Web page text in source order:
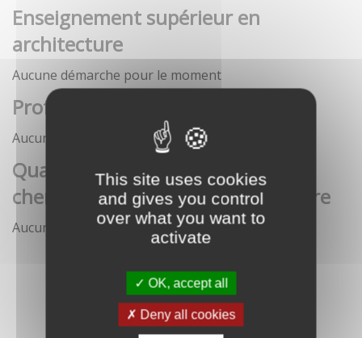
This site uses cookies
and gives you control
over what you want to
activate
OK, accept all
Deny all cookies
Enseignement supérieur en
architecture
Aucune démarche pour le moment
Profession architecte
Aucune démarche pour le moment
Qualification des enseignants-
chercheurs en écoles d'architecture
Aucune démarche pour le moment